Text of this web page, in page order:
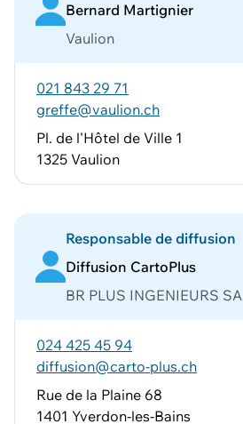
Bernard Martignier
Vaulion
021 843 29 71
greffe@vaulion.ch
Pl. de l'Hôtel de Ville 1
1325 Vaulion
Responsable de diffusion
Diffusion CartoPlus
BR PLUS INGENIEURS SA
024 425 45 94
diffusion@carto-plus.ch
Rue de la Plaine 68
1401 Yverdon-les-Bains